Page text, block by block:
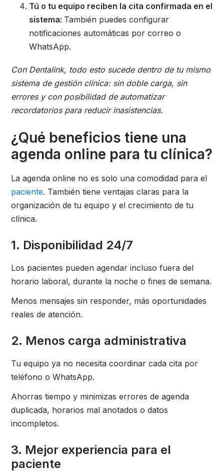
Tú o tu equipo reciben la cita confirmada en el
sistema: También puedes configurar
notificaciones automáticas por correo o
WhatsApp.
Con Dentalink, todo esto sucede dentro de tu mismo
sistema de gestión clínica: sin doble carga, sin
errores y con posibilidad de automatizar
recordatorios para reducir inasistencias.
¿Qué beneficios tiene una
agenda online para tu clínica?
La agenda online no es solo una comodidad para el
paciente. También tiene ventajas claras para la
organización de tu equipo y el crecimiento de tu
clínica.
1. Disponibilidad 24/7
Los pacientes pueden agendar incluso fuera del
horario laboral, durante la noche o fines de semana.
Menos mensajes sin responder, más oportunidades
reales de atención.
2. Menos carga administrativa
Tu equipo ya no necesita coordinar cada cita por
teléfono o WhatsApp.
Ahorras tiempo y minimizas errores de agenda
duplicada, horarios mal anotados o datos
incompletos.
3. Mejor experiencia para el
paciente